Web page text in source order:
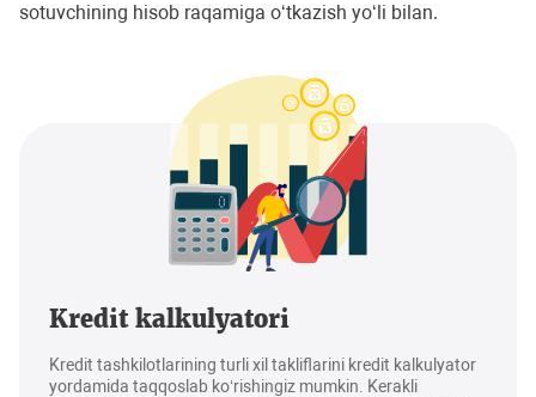
sotuvchining hisob raqamiga o‘tkazish yo‘li bilan.
Kredit kalkulyatori
Kredit tashkilotlarining turli xil takliflarini kredit kalkulyator
yordamida taqqoslab ko‘rishingiz mumkin. Kerakli